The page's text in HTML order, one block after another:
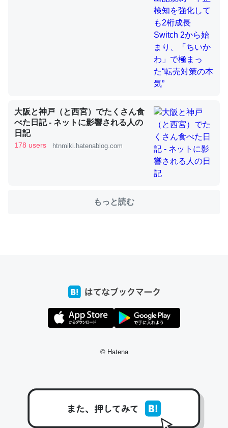
これを元に考えるとカルシウムを大量に使う脊椎動物と貝
類は苦労してるんだな…。腹足類だと殻を無くしてナメク
─ニュース :: 【研究発表】昆虫学の大問題＝「昆虫はなぜ海にいな
ウチもEchoを実家に置いて４年。でたまに覗いてる。ぼ
ちぼちRingも置こうかと画策中。あと、Googleマップで
位置情報を共有してる。電池残量や充電中かが分かるので
─たまにLINEするくらいだった遠方の父67歳と僕。ITツール導入で
コミュニケーションが劇的に変化した｜tayorini by LIFULL介護
─たまにLINEするくらいだった遠方の父67歳と僕。ITツール導入で
回線代ほとんどかからないですよ。参考：
https://toyoshi.hatenablog.com/entry/2019/05/15/1805
34
大阪と神戸（と西宮）でたくさん食
べた日記 - ネットに影響される人の
日記
178 users htnmiki.hatenablog.com
もっと読む
© Hatena